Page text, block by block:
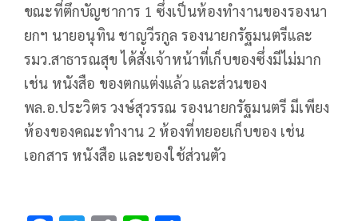
ขณะที่ตึกบัญชาการ 1 ซึ่งเป็นห้องทำงานของรองนา
ยกฯ นายอนุทิน ชาญวีรกูล รองนายกรัฐมนตรีและ
รมว.สาธารณสุข ได้สั่งเจ้าหน้าที่เก็บของซึ่งมีไม่มาก
เช่น หนังสือ ของตกแต่งแล้ว และส่วนของ
พล.อ.ประวิตร วงษ์สุวรรณ รองนายกรัฐมนตรี มีเพียง
ห้องของคณะทำงาน 2 ห้องที่ทยอยเก็บของ เช่น
เอกสาร หนังสือ และของใช้ส่วนตัว